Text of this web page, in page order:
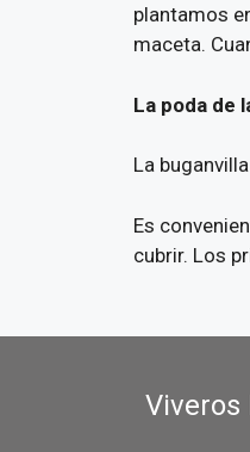
plantamos
maceta.
La poda de
La
Es
cubrir. Los
Viveros